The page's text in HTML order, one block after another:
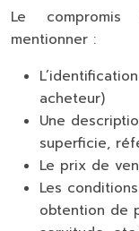
Le
mentionner :
acheteur)
Une
superficie,
Le prix de
Les
obtention de